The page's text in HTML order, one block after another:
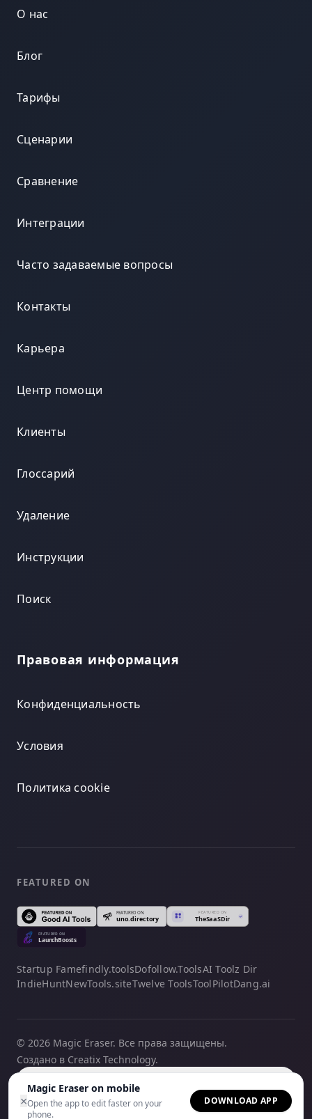
×
Magic Eraser on mobile
Open the app to edit faster on your
phone.
DOWNLOAD APP
О нас
Блог
Тарифы
Сценарии
Сравнение
Интеграции
Часто задаваемые вопросы
Контакты
Карьера
Центр помощи
Клиенты
Глоссарий
Удаление
Инструкции
Поиск
Правовая информация
Конфиденциальность
Условия
Политика cookie
FEATURED ON
Startup Famefindly.toolsDofollow.ToolsAI Toolz Dir
IndieHuntNewTools.siteTwelve ToolsToolPilotDang.ai
© 2026 Magic Eraser. Все права защищены.
Создано в Creatix Technology.